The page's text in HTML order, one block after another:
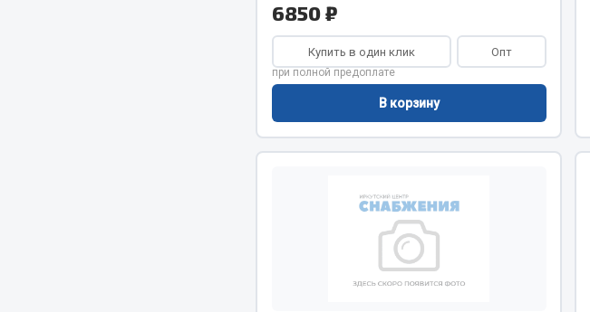
6850 ₽
Купить в один клик Опт
при полной предоплате
В корзину